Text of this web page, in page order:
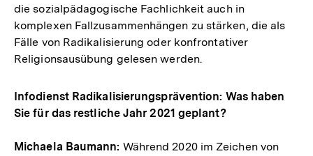
die sozialpädagogische Fachlichkeit auch in
komplexen Fallzusammenhängen zu stärken, die als
Fälle von Radikalisierung oder konfrontativer
Religionsausübung gelesen werden.
Infodienst Radikalisierungsprävention: Was haben
Sie für das restliche Jahr 2021 geplant?
Michaela Baumann: Während 2020 im Zeichen von